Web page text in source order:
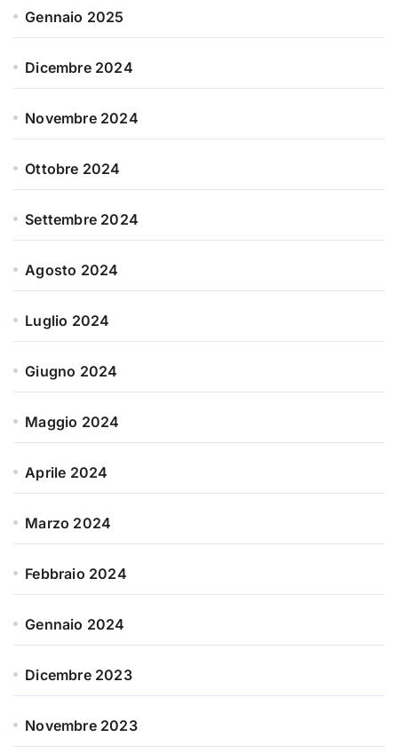
Gennaio 2025
Dicembre 2024
Novembre 2024
Ottobre 2024
Settembre 2024
Agosto 2024
Luglio 2024
Giugno 2024
Maggio 2024
Aprile 2024
Marzo 2024
Febbraio 2024
Gennaio 2024
Dicembre 2023
Novembre 2023